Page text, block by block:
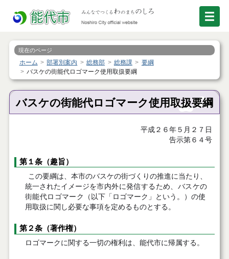
現在のページ
ホーム 部署別案内 総務部 総務課
要綱
バスケの街能代ロゴマーク使用取扱要綱
バスケの街能代ロゴマーク使用取扱要綱
平成２６年５月２７日
告示第６４号
第１条（趣旨）
この要綱は、本市のバスケの街づくりの推進に当たり、
統一されたイメージを市内外に発信するため、 バスケの
街能代ロゴマーク
（以下「ロゴマーク」という。）の使
用取扱に関し必要な事項を定めるものとする。
第２条（著作権）
ロゴマークに関する一切の権利は、能代市に帰属する。